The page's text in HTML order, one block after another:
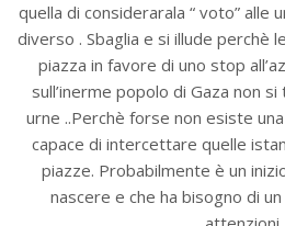
quella di considerarala “ voto” alle
diverso . Sbaglia e si illude perchè
piazza in favore di uno stop
sull’inerme popolo di Gaza non
urne ..Perchè forse non esiste
capace di intercettare quelle
piazze. Probabilmente è un
nascere e che ha bisogno di